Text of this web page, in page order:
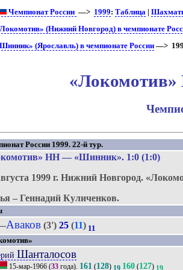
Чемпионат России —> 1999:Таблица |
(Нижний Новгород) в чемпионате
(Ярославль) в чемпионате России —>
России 1999. 22-й тур.
НН — «Шинник». 1:0 (1:0)
1999 г.Нижний Новгород.
– Геннадий Куличенков.
Аваков (3')25 (11) 11
Шанталосов
15-мар-1966 (33 года). 161 (128) 160 (127)